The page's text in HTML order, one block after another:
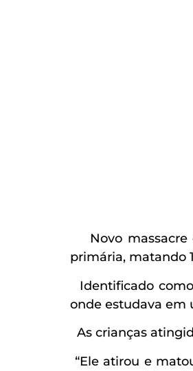
Novo massacre
primária, matando
Identificado
onde estudava em
As crianças
“Ele atirou e